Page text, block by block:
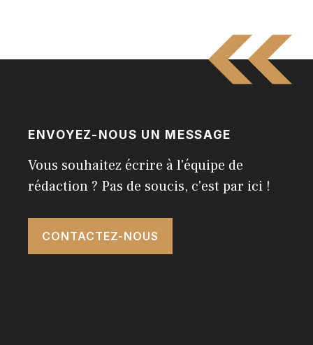
ENVOYEZ-NOUS UN MESSAGE
Vous souhaitez écrire à l'équipe de
rédaction ? Pas de soucis, c'est par ici !
CONTACTEZ-NOUS